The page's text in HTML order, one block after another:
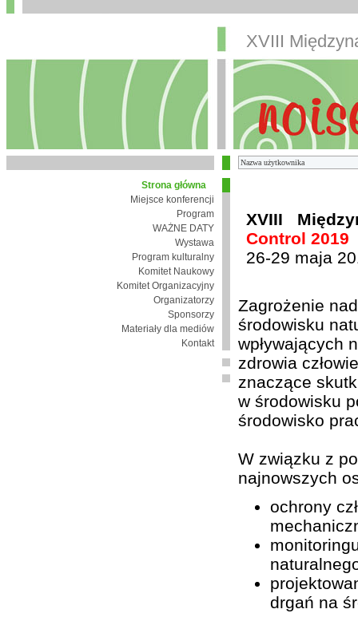
XVIII
Strona główna
Miejsce konferencji
Program
WAŻNE DATY
Wystawa
Program kulturalny
Komitet Naukowy
Komitet Organizacyjny
Organizatorzy
Sponsorzy
Materiały dla mediów
Kontakt
XVIII
Control 2019
26-29 maja
Zagrożenie
środowisku
wpływających
zdrowia
znaczące
w środowisku
środowisko
W związku z
najnowszych
ochrony
drgań na